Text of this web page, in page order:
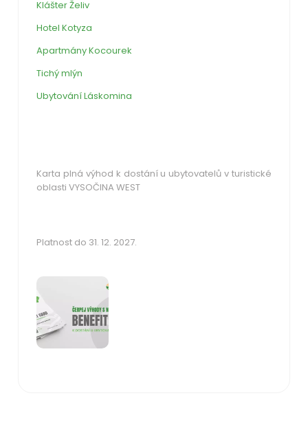
Klášter Želiv
Hotel Kotyza
Apartmány Kocourek
Tichý mlýn
Ubytování Láskomina
Karta plná výhod k dostání u ubytovatelů v turistické
oblasti VYSOČINA WEST
Platnost do 31. 12. 2027.